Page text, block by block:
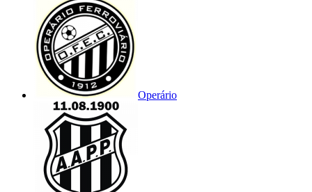
Operário